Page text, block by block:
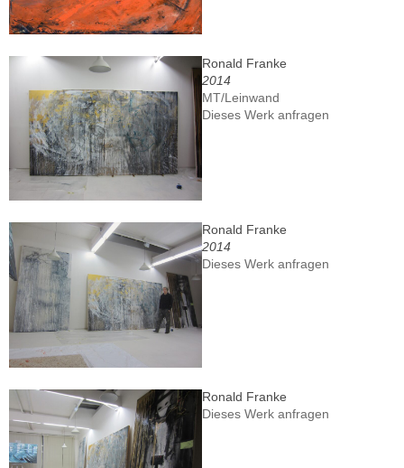
Ronald Franke
2014
MT/Leinwand
Dieses Werk anfragen
Ronald Franke
2014
Dieses Werk anfragen
Ronald Franke
Dieses Werk anfragen